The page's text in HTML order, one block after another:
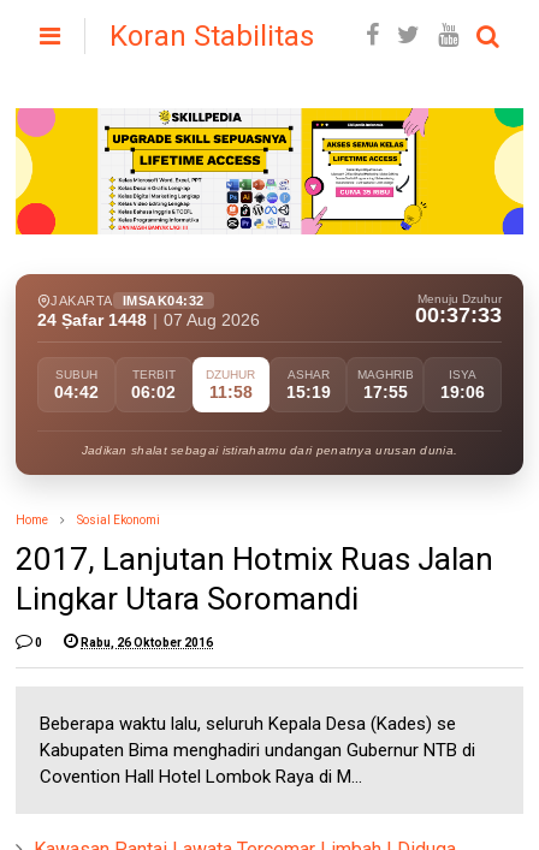
Koran Stabilitas
JAKARTA IMSAK04:32
24 Ṣafar 1448 07 Aug 2026
Menuju Dzuhur
00:37:31
SUBUH
04:42
TERBIT
06:02
DZUHUR
11:58
ASHAR
15:19
MAGHRIB
17:55
ISYA
19:06
Jadikan shalat sebagai istirahatmu dari penatnya urusan dunia.
Home Sosial Ekonomi
2017, Lanjutan Hotmix Ruas Jalan
Lingkar Utara Soromandi
0 Rabu, 26 Oktober 2016
Beberapa waktu lalu, seluruh Kepala Desa (Kades) se
Kabupaten Bima menghadiri undangan Gubernur NTB di
Covention Hall Hotel Lombok Raya di M...